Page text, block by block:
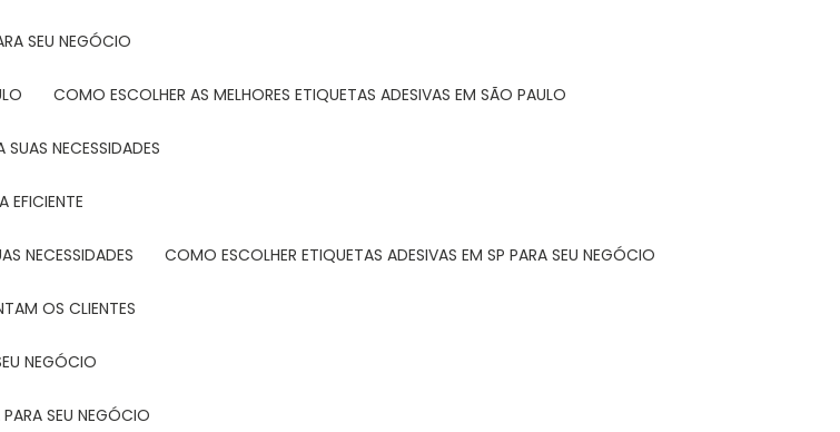
SEU NEGÓCIO
COMO ESCOLHER AS MELHORES ETIQUETAS ADESIVAS EM SÃO PAULO
SUAS NECESSIDADES
EFICIENTE
NECESSIDADES COMO ESCOLHER ETIQUETAS ADESIVAS EM SP PARA SEU NEGÓCIO
OS CLIENTES
NEGÓCIO
PARA SEU NEGÓCIO